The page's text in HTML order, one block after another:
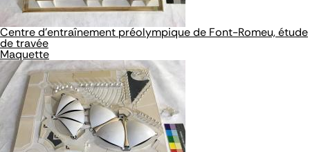
Centre d’entraînement préolympique de Font-Romeu, étude
de travée
Maquette